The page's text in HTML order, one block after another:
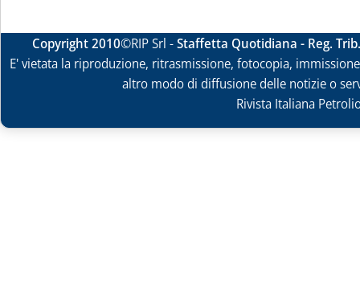
Copyright 2010©RIP Srl -Staffetta Quotidiana - Reg.
E' vietata la riproduzione, ritrasmissione, fotocopia,
altro modo di diffusione delle notizie o
Rivista Italiana